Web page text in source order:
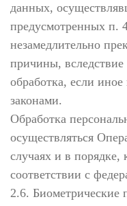
данных,
предусмотренных п.
незамедлительно
причины,
обработка, если
законами.
Обработка
осуществляться
случаях и в порядке,
соответствии с
2.6. Биометрические